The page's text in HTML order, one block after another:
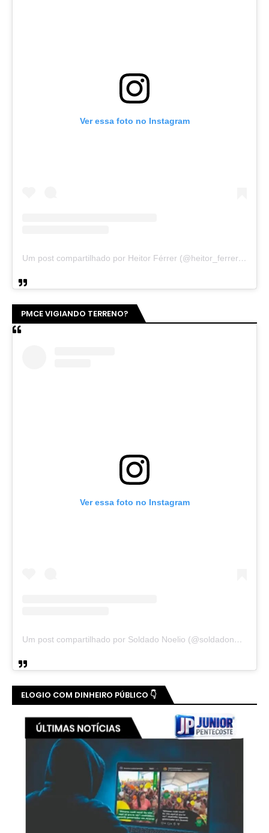
Ver essa foto no Instagram
Um post compartilhado por Heitor Férrer (@heitor_ferrer77)
PMCE VIGIANDO TERRENO?
Ver essa foto no Instagram
Um post compartilhado por Soldado Noelio (@soldadonoelio)
ELOGIO COM DINHEIRO PÚBLICO 👇